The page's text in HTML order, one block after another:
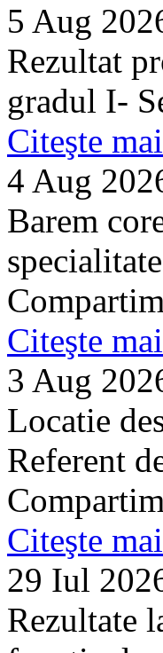
5 Aug
Rezultat
gradul I-
Citeşte
4 Aug
Barem
Citeşte
3 Aug
Locatie
Referent
Citeşte
29 Iul
Rezultate